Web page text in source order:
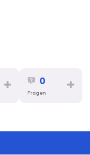
0
Fragen